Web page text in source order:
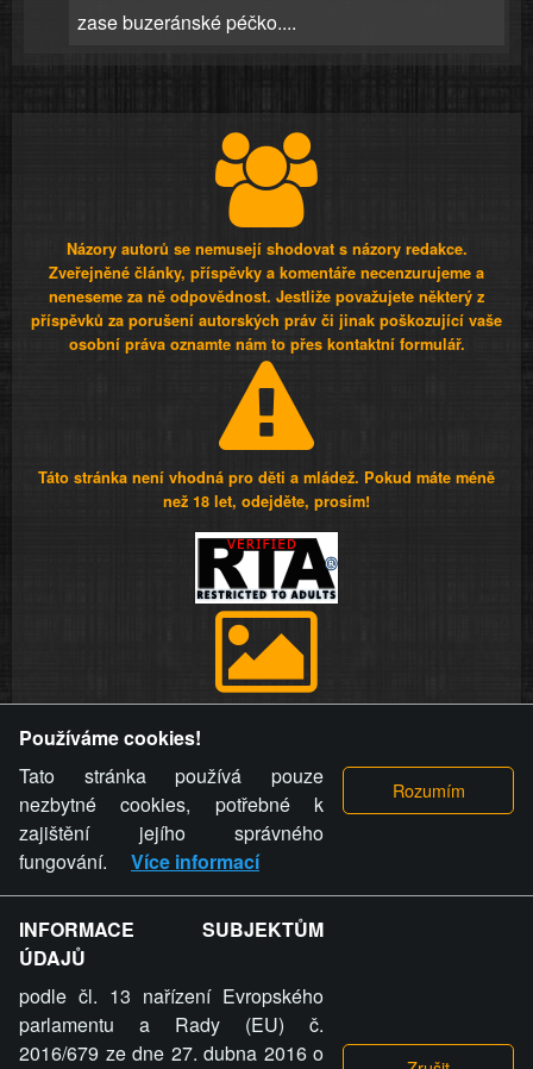
zase buzeránské péčko....
Názory autorů se nemusejí shodovat s názory redakce.
Zveřejněné články, příspěvky a komentáře necenzurujeme a
neneseme za ně odpovědnost. Jestliže považujete některý z
příspěvků za porušení autorských práv či jinak poškozující vaše
osobní práva oznamte nám to přes kontaktní formulář.
Táto stránka není vhodná pro děti a mládež. Pokud máte méně
než 18 let, odejděte, prosím!
videa a komentáře. Osoba, které se toto opatření provozovatele
stránky týče, ani osoba, která umístila fotografii nebo video na
stránku, nemůže z důvodu odstranění fotografie, videa nebo
komentáře pro výše uvedenou okolnost uplatnit vůči
provozovateli stránky žádný nárok na náhradu škody nebo
nemajetkové újmy.
ZVRÁCENÝ.CZ - Svět není zvrácenej. To jen
ty lidi...
Používáme cookies!
Tato stránka používá pouze
nezbytné cookies, potřebné k
zajištění jejího správného
fungování.
Více informací
INFORMACE SUBJEKTŮM
ÚDAJŮ
podle čl. 13 nařízení Evropského
parlamentu a Rady (EU) č.
2016/679 ze dne 27. dubna 2016 o